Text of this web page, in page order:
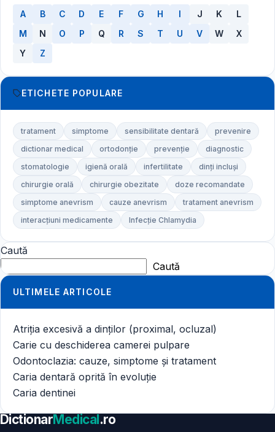
A B C D E F G H I J K
L
M
N O P Q R S T U V W
X
Y
Z
ETICHETE POPULARE
tratament simptome sensibilitate dentară
prevenire
dictionar medical
ortodonție prevenție
diagnostic
stomatologie
igienă orală infertilitate
dinți incluși
chirurgie orală
chirurgie obezitate
doze recomandate
simptome anevrism
cauze anevrism
tratament anevrism
interacțiuni medicamente
Infecție Chlamydia
Caută
Caută
ULTIMELE ARTICOLE
Atriția excesivă a dinților (proximal, ocluzal)
Carie cu deschiderea camerei pulpare
Odontoclazia: cauze, simptome și tratament
Caria dentară oprită în evoluție
Caria dentinei
DictionarMedical.ro